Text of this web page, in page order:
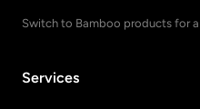
Switch to Bamboo products for
Services